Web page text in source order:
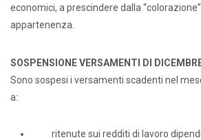
economici, a prescindere dalla
appartenenza.
SOSPENSIONE VERSAMENTI DI
Sono sospesi i versamenti scadenti nel
a:
ritenute sui redditi di lavoro